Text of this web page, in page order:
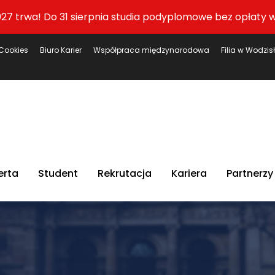
trwa! Do 31 sierpnia studia podyplomowe bez opłaty
Biuro Karier Współpraca międzynarodowa Filia w
Student Rekrutacja Kariera Partnerzy